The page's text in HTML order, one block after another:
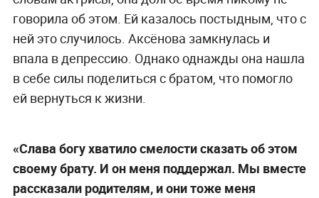
говорила об этом. Ей казалось постыдным, что с
ней это случилось. Аксёнова замкнулась и
впала в депрессию. Однако однажды она нашла
в себе силы поделиться с братом, что помогло
ей вернуться к жизни.
«Слава богу хватило смелости сказать об этом
своему брату. И он меня поддержал. Мы вместе
рассказали родителям, и они тоже меня